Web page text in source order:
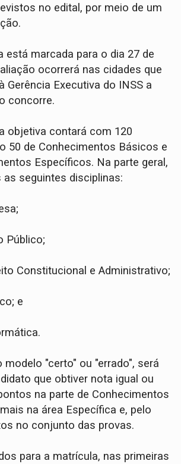
no edital, por meio de um
está marcada para o dia 27 de
ocorrerá nas cidades que
Gerência Executiva do INSS a
concorre.
objetiva contará com 120
50 de Conhecimentos Básicos e
Específicos. Na parte geral,
seguintes disciplinas:
Público;
Constitucional e Administrativo;
e
modelo "certo" ou "errado", será
que obtiver nota igual ou
na parte de Conhecimentos
na área Específica e, pelo
no conjunto das provas.
para a matrícula, nas primeiras